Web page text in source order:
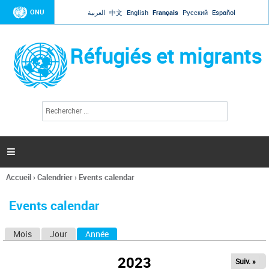
Jump to navigation
ONU العربية 中文 English Français Русский Español
Réfugiés et migrants
l
c
h
e

Vous
ici
Accueil›Calendrier› Events calendar
Events calendar
Mois Jour Année
2023 Suiv. »